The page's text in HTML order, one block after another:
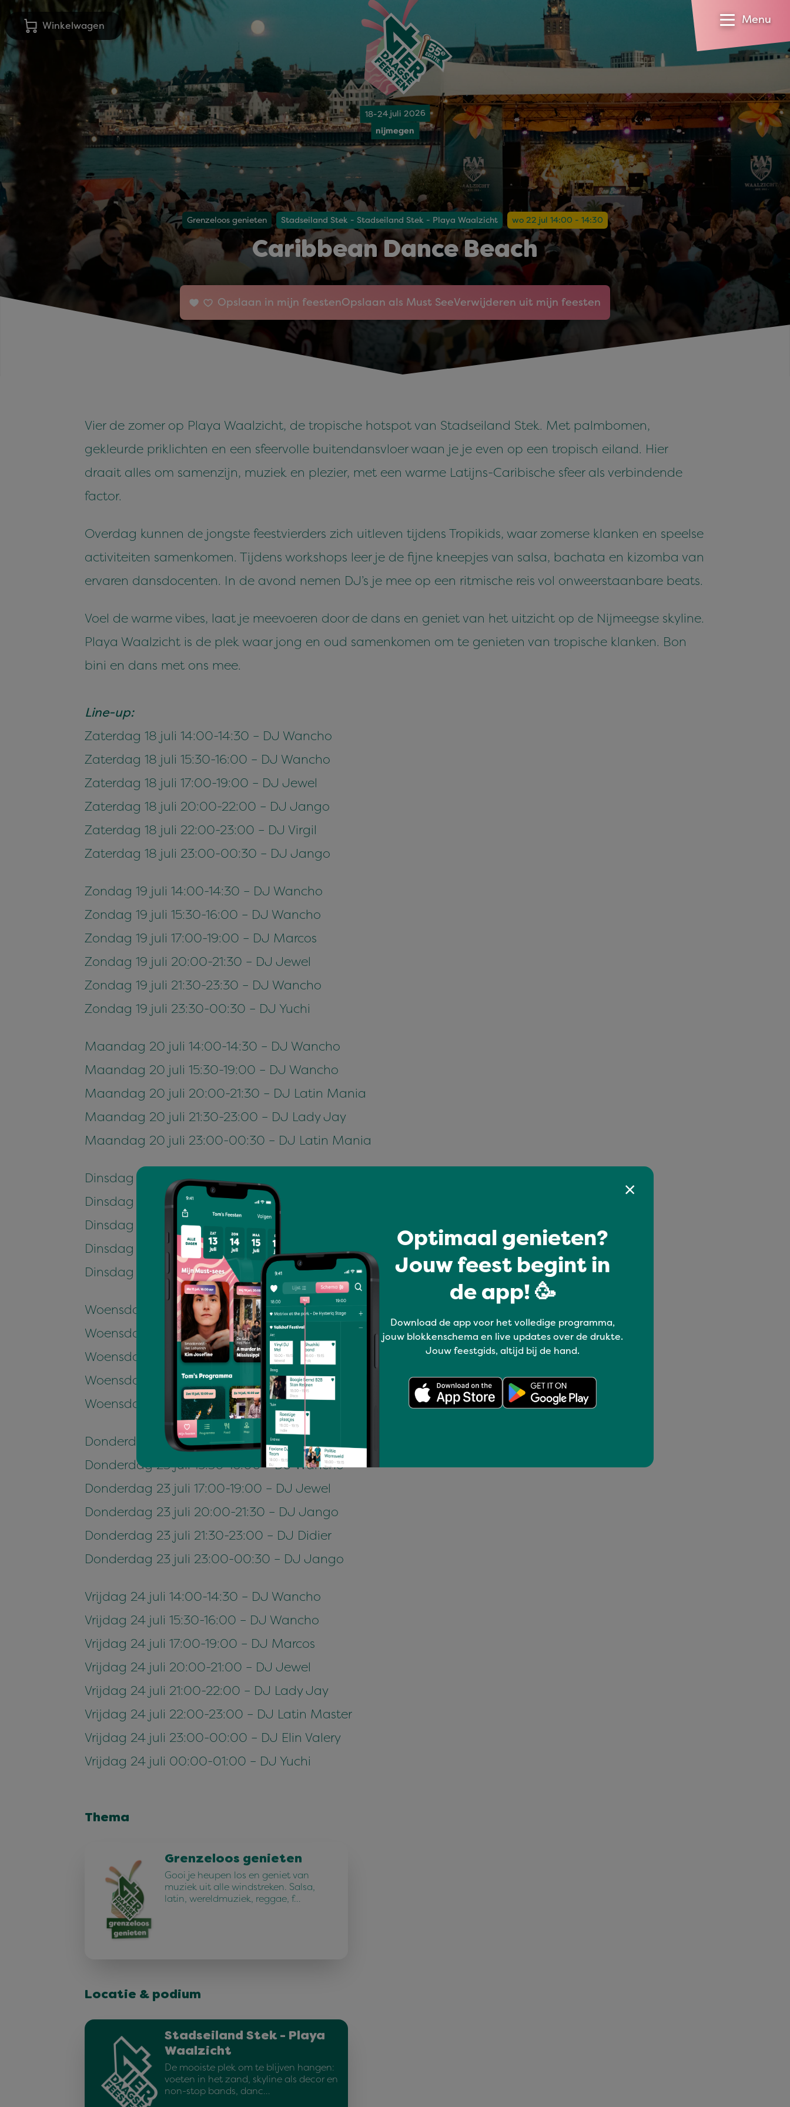
Winkelwagen
18-24 juli 2026
nijmegen
Menu
Grenzeloos genieten Stadseiland Stek - Stadseiland Stek - Playa Waalzicht wo 22 jul 14:00 - 14:30
Caribbean Dance Beach
Opslaan in mijn feestenOpslaan als Must SeeVerwijderen uit mijn feesten
Vier de zomer op Playa Waalzicht, de tropische hotspot van Stadseiland Stek. Met palmbomen,
gekleurde priklichten en een sfeervolle buitendansvloer waan je je even op een tropisch eiland. Hier
draait alles om samenzijn, muziek en plezier, met een warme Latijns-Caribische sfeer als verbindende
factor.
Overdag kunnen de jongste feestvierders zich uitleven tijdens Tropikids, waar zomerse klanken en speelse
activiteiten samenkomen. Tijdens workshops leer je de fijne kneepjes van salsa, bachata en kizomba van
ervaren dansdocenten. In de avond nemen DJ’s je mee op een ritmische reis vol onweerstaanbare beats.
Voel de warme vibes, laat je meevoeren door de dans en geniet van het uitzicht op de Nijmeegse skyline.
Playa Waalzicht is de plek waar jong en oud samenkomen om te genieten van tropische klanken. Bon
bini en dans met ons mee.
Line-up:
Zaterdag 18 juli 14:00-14:30 – DJ Wancho
Zaterdag 18 juli 15:30-16:00 – DJ Wancho
Zaterdag 18 juli 17:00-19:00 – DJ Jewel
Zaterdag 18 juli 20:00-22:00 – DJ Jango
Zaterdag 18 juli 22:00-23:00 – DJ Virgil
Zaterdag 18 juli 23:00-00:30 – DJ Jango
Zondag 19 juli 14:00-14:30 – DJ Wancho
Zondag 19 juli 15:30-16:00 – DJ Wancho
Zondag 19 juli 17:00-19:00 – DJ Marcos
Zondag 19 juli 20:00-21:30 – DJ Jewel
Zondag 19 juli 21:30-23:30 – DJ Wancho
Zondag 19 juli 23:30-00:30 – DJ Yuchi
Maandag 20 juli 14:00-14:30 – DJ Wancho
Maandag 20 juli 15:30-19:00 – DJ Wancho
Maandag 20 juli 20:00-21:30 – DJ Latin Mania
Maandag 20 juli 21:30-23:00 – DJ Lady Jay
Maandag 20 juli 23:00-00:30 – DJ Latin Mania
Dinsdag 21 juli 14:00-14:30 – DJ Wancho
Dinsdag 21 juli 15:30-19:00 – DJ Wancho
Dinsdag 21 juli 20:00-21:30 – DJ Didier
Dinsdag 21 juli 21:30-23:00 – DJ Latin Pro
Dinsdag 21 juli 23:00-00:30 – DJ Didier
Woensdag 22 juli 14:00-14:30 – DJ Wancho
Woensdag 22 juli 15:30-16:00 – DJ Wancho
Woensdag 22 juli 20:00-21:30 – Miss Salsabila
Woensdag 22 juli 21:30-23:30 – DJ Latin Mania
Woensdag 22 juli 23:30-00:30 – DJ Wancho
Donderdag 23 juli 14:00-14:30 – DJ Wancho
Donderdag 23 juli 15:30-16:00 – DJ Wancho
Donderdag 23 juli 17:00-19:00 – DJ Jewel
Donderdag 23 juli 20:00-21:30 – DJ Jango
Donderdag 23 juli 21:30-23:00 – DJ Didier
Donderdag 23 juli 23:00-00:30 – DJ Jango
Vrijdag 24 juli 14:00-14:30 – DJ Wancho
Vrijdag 24 juli 15:30-16:00 – DJ Wancho
Vrijdag 24 juli 17:00-19:00 – DJ Marcos
Vrijdag 24 juli 20:00-21:00 – DJ Jewel
Vrijdag 24 juli 21:00-22:00 – DJ Lady Jay
Vrijdag 24 juli 22:00-23:00 – DJ Latin Master
Vrijdag 24 juli 23:00-00:00 – DJ Elin Valery
Vrijdag 24 juli 00:00-01:00 – DJ Yuchi
Thema
Grenzeloos genieten
Gooi je heupen los en geniet van
muziek uit alle windstreken. Salsa,
latin, wereldmuziek, reggae, f…
Locatie & podium
Stadseiland Stek - Playa
Waalzicht
De mooiste plek om te blijven hangen:
voeten in het zand, skyline als decor en
non-stop bands, danc…
Optimaal genieten?
Jouw feest begint in
de app! 🥳
Download de app voor het volledige programma,
jouw blokkenschema en live updates over de drukte.
Jouw feestgids, altijd bij de hand.